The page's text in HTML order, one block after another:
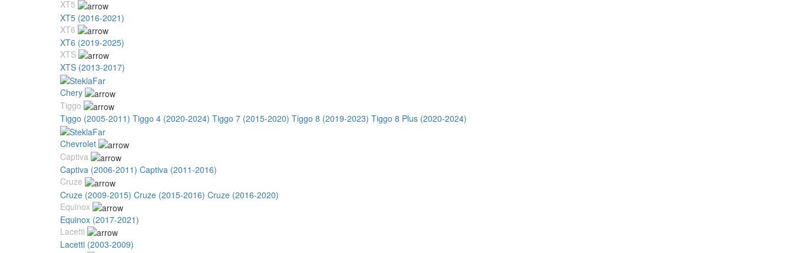
XT5
XT5 (2016-2021)
XT6
XT6 (2019-2025)
XTS
XTS (2013-2017)
Chery
Tiggo
Tiggo (2005-2011) Tiggo 4 (2020-2024) Tiggo 7 (2015-2020) Tiggo 8 (2019-2023) Tiggo 8 Plus (2020-2024)
Chevrolet
Captiva
Captiva (2006-2011) Captiva (2011-2016)
Cruze
Cruze (2009-2015) Cruze (2015-2016) Cruze (2016-2020)
Equinox
Equinox (2017-2021)
Lacetti
Lacetti (2003-2009)